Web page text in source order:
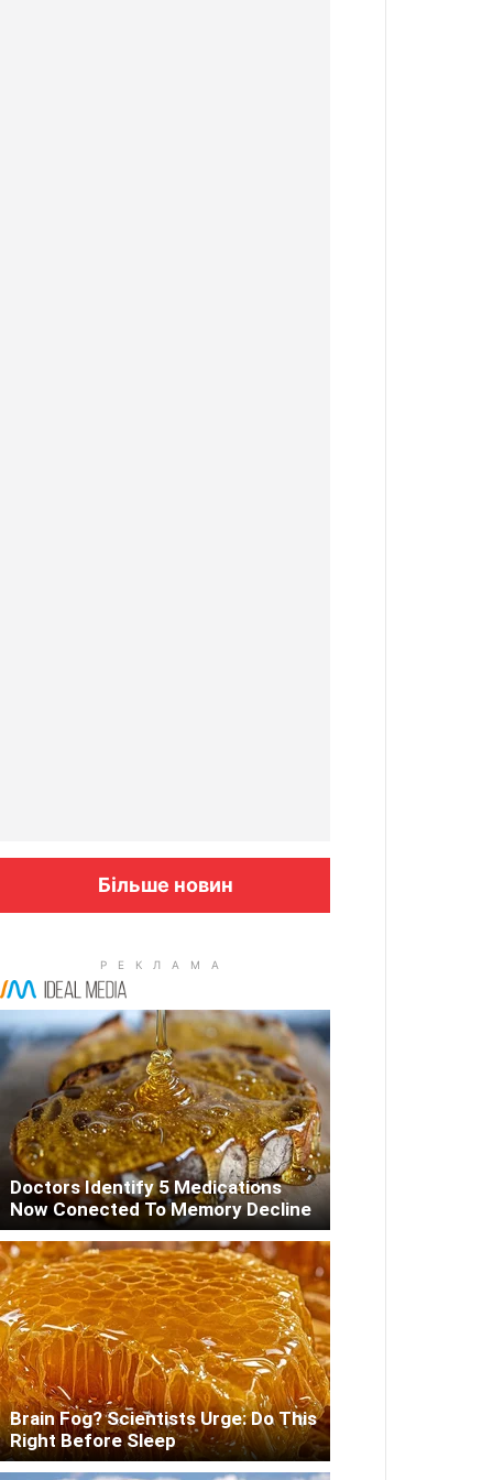
Більше новин
Doctors Identify 5 Medications
Now Conected To Memory Decline
Brain Fog? Scientists Urge: Do This
Right Before Sleep